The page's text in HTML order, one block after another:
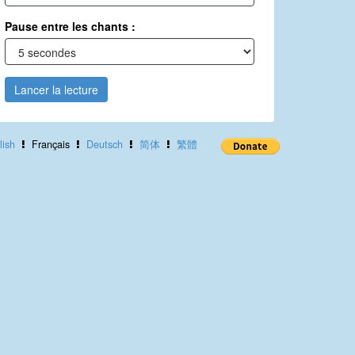
Pause entre les chants :
Lancer la lecture
Français Deutsch 简体 繁體